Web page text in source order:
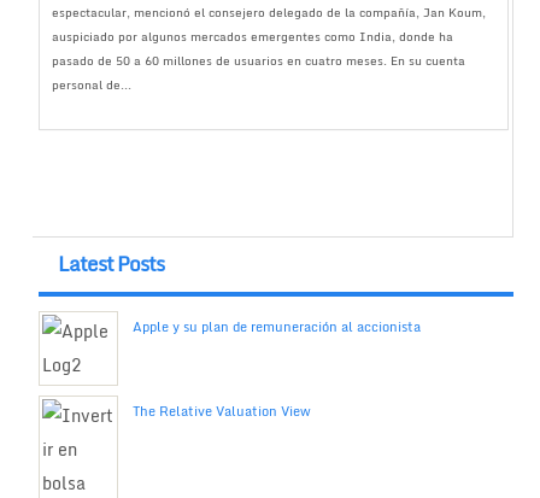
espectacular, mencionó el consejero delegado de la compañía, Jan Koum,
auspiciado por algunos mercados emergentes como India, donde ha
pasado de 50 a 60 millones de usuarios en cuatro meses. En su cuenta
personal de...
Latest Posts
Apple y su plan de remuneración al accionista
The Relative Valuation View